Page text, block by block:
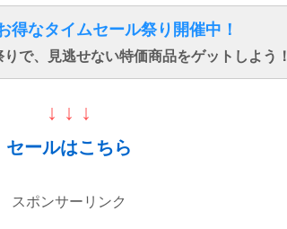
得なタイムセール祭り開催中！
で、見逃せない特価商品をゲットしよう！
↓ ↓ ↓
セールはこちら
スポンサーリンク